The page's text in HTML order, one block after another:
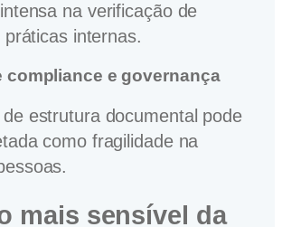
na verificação de
internas.
compliance e governança
estrutura documental pode
como fragilidade na
mais sensível da